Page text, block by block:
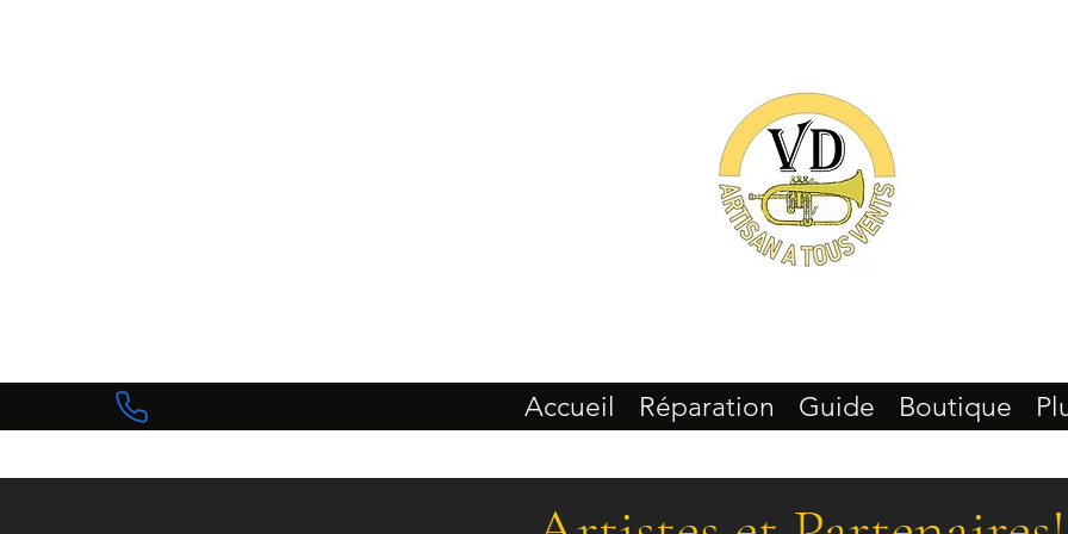
Accueil Réparation Guide Boutique